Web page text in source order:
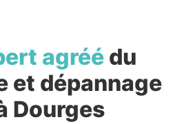
agréé du
et dépannage
Dourges